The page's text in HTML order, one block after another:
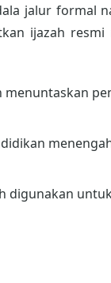
jalur formal
ijazah
digunakan